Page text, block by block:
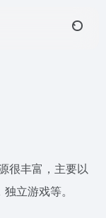
很丰富，主要以
立游戏等。